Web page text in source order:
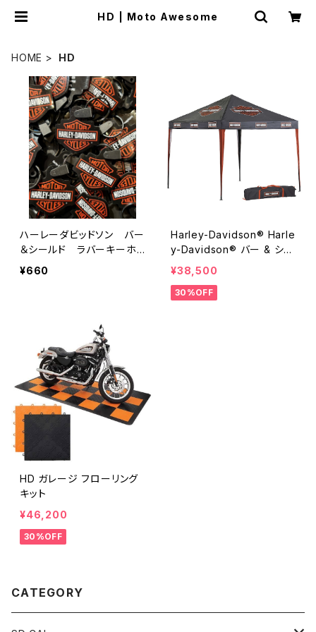
HD | Moto Awesome
HOME HD
ハーレーダビッドソン バー
＆シールド ラバーキーホ
ルダー
¥660
Harley-Davidson® Harle
y-Davidson® バー & シー
ルド インスタント アウトドア
キャノピー テント
¥38,500
30%OFF
HD ガレージ フローリング
キット
¥46,200
30%OFF
CATEGORY